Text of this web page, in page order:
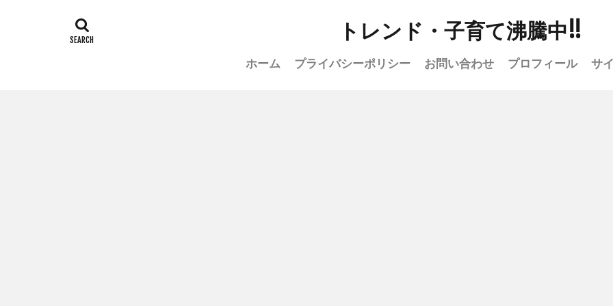
トレンド・子育て沸騰中!!
ホーム プライバシーポリシー お問い合わせ プロフィール サ